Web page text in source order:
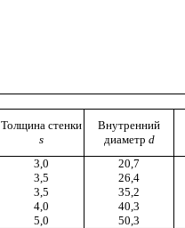
Толщина стенки
s
Внутренний
диаметр d
3,0 20,7
3,5 26,4
3,5 35,2
4,0 40,3
5,0 50,3